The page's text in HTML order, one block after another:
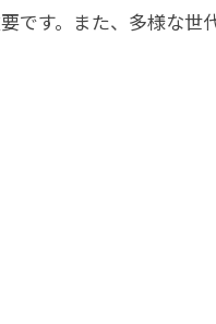
です。また、多様な世